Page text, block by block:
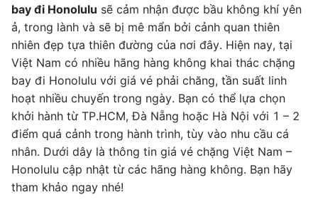
bay đi Honolulu sẽ cảm nhận được bầu không khí yên
ả, trong lành và sẽ bị mê mẩn bởi cảnh quan thiên
nhiên đẹp tựa thiên đường của nơi đây. Hiện nay, tại
Việt Nam có nhiều hãng hàng không khai thác chặng
bay đi Honolulu với giá vé phải chăng, tần suất linh
hoạt nhiều chuyến trong ngày. Bạn có thể lựa chọn
khởi hành từ TP.HCM, Đà Nẵng hoặc Hà Nội với 1 – 2
điểm quá cảnh trong hành trình, tùy vào nhu cầu cá
nhân. Dưới dây là thông tin giá vé chặng Việt Nam –
Honolulu cập nhật từ các hãng hàng không. Bạn hãy
tham khảo ngay nhé!